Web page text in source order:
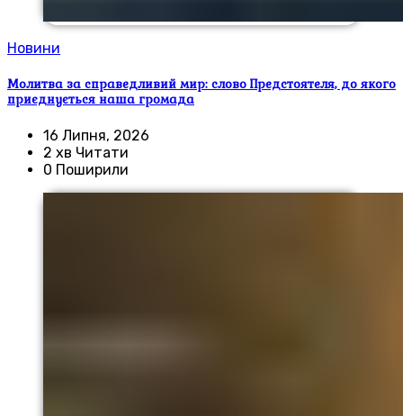
Новини
Молитва за справедливий мир: слово Предстоятеля, до якого
приєднується наша громада
16 Липня, 2026
2 хв Читати
0 Поширили